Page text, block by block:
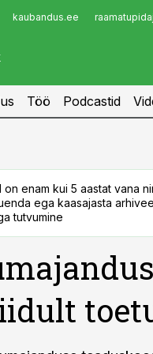
kaubandus.ee
Töö Podcastid
on enam kui 5 aastat vana
ega kaasajasta
tutvumine